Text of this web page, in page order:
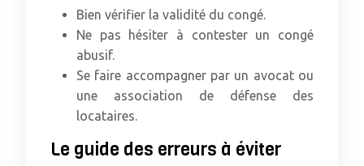
Bien vérifier la validité du congé.
Ne pas hésiter à contester un congé
abusif.
Se faire accompagner par un avocat ou
une association de défense des
locataires.
Le guide des erreurs à éviter